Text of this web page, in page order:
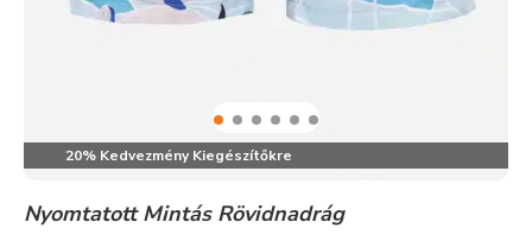
20% Kedvezmény Kiegészítőkre
Nyomtatott Mintás Rövidnadrág